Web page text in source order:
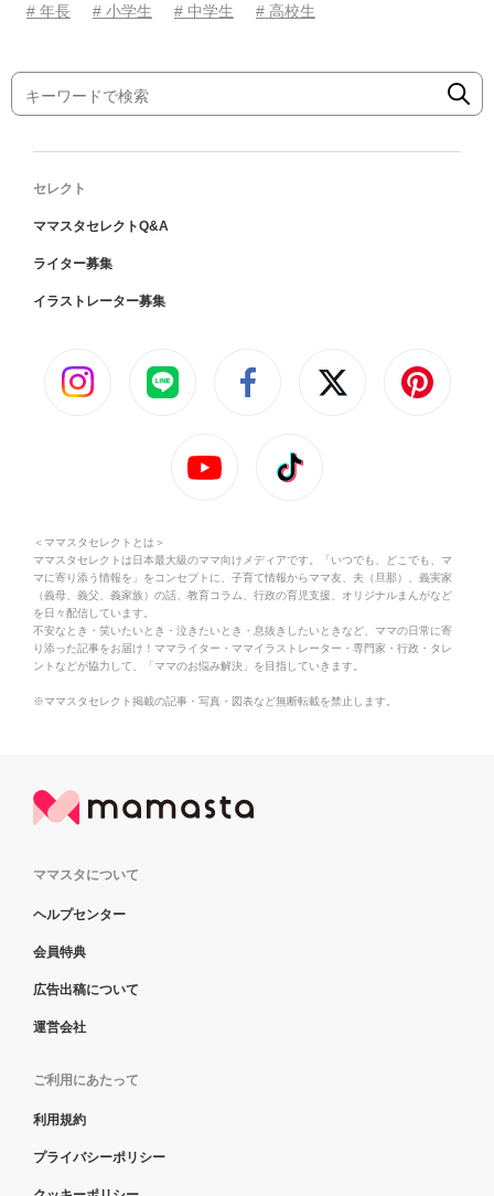
# 年長
# 小学生 # 中学生 # 高校生
セレクト
ママスタセレクトQ&A
ライター募集
イラストレーター募集
＜ママスタセレクトとは＞
ママスタセレクトは日本最大級のママ向けメディアです。「いつでも、どこでも、マ
マに寄り添う情報を」をコンセプトに、子育て情報からママ友、夫（旦那）、義実家
（義母、義父、義家族）の話、教育コラム、行政の育児支援、オリジナルまんがなど
を日々配信しています。
不安なとき・笑いたいとき・泣きたいとき・息抜きしたいときなど、ママの日常に寄
り添った記事をお届け！ママライター・ママイラストレーター・専門家・行政・タレ
ントなどが協力して、「ママのお悩み解決」を目指していきます。
※ママスタセレクト掲載の記事・写真・図表など無断転載を禁止します。
ママスタについて
ヘルプセンター
会員特典
広告出稿について
運営会社
ご利用にあたって
利用規約
プライバシーポリシー